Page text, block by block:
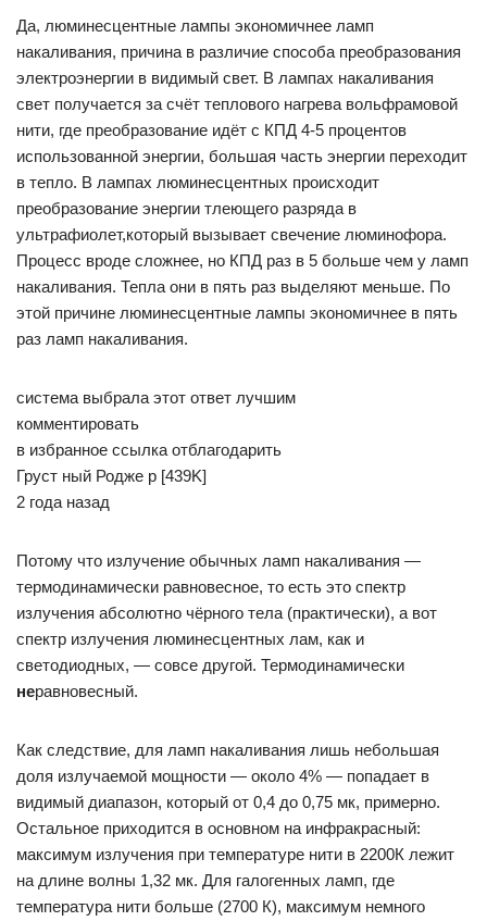
Да, люминесцентные лампы экономичнее ламп
накаливания, причина в различие способа преобразования
электроэнергии в видимый свет. В лампах накаливания
свет получается за счёт теплового нагрева вольфрамовой
нити, где преобразование идёт с КПД 4-5 процентов
использованной энергии, большая часть энергии переходит
в тепло. В лампах люминесцентных происходит
преобразование энергии тлеющего разряда в
ультрафиолет,который вызывает свечение люминофора.
Процесс вроде сложнее, но КПД раз в 5 больше чем у ламп
накаливания. Тепла они в пять раз выделяют меньше. По
этой причине люминесцентные лампы экономичнее в пять
раз ламп накаливания.
система выбрала этот ответ лучшим
комментировать
в избранное ссылка отблагодарить
Груст­ ный Родже­ р [439K]
2 года назад
Потому что излучение обычных ламп накаливания —
термодинамически равновесное, то есть это спектр
излучения абсолютно чёрного тела (практически), а вот
спектр излучения люминесцентных лам, как и
светодиодных, — совсе другой. Термодинамически
неравновесный.
Как следствие, для ламп накаливания лишь небольшая
доля излучаемой мощности — около 4% — попадает в
видимый диапазон, который от 0,4 до 0,75 мк, примерно.
Остальное приходится в основном на инфракрасный:
максимум излучения при температуре нити в 2200К лежит
на длине волны 1,32 мк. Для галогенных ламп, где
температура нити больше (2700 К), максимум немного